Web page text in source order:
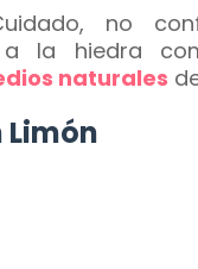
no
a la hiedra
naturales
Limón